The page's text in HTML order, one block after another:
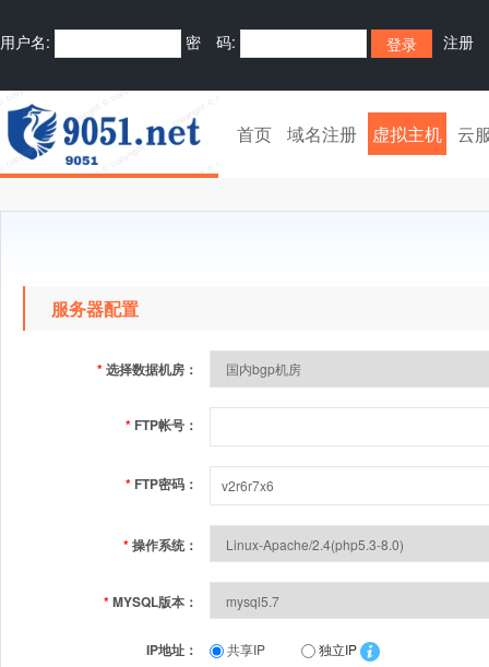
用户名: 密 码: 注册
首页 域名注册 虚拟主机 云
服务器配置
*选择数据机房：
* FTP帐号：
* FTP密码：
*操作系统：
*MYSQL版本：
IP地址： 共享IP 独立IP